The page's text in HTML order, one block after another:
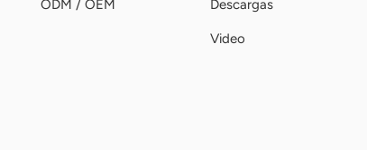
ODM / OEM Descargas
Video